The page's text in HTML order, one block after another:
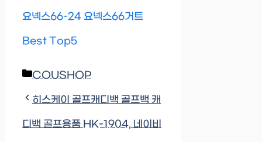
요넥스66-24 요넥스66거트
Best Top5
Categories
COUSHOP
히스케이 골프캐디백 골프백 캐
디백 골프용품 HK-1904, 네이비